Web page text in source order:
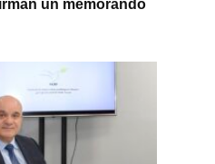
un memorando